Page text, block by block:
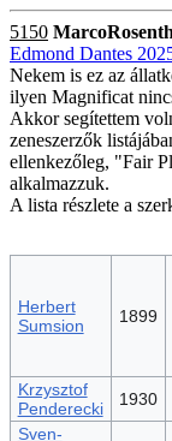
5150
Edmond Dantes
Nekem is ez az
ilyen Magnificat
Akkor segítettem
zeneszerzők
ellenkezőleg, "Fair
alkalmazzuk.
A lista részlete a
Herbert
Sumsion
1899
Krzysztof
Penderecki
1930
Sven-